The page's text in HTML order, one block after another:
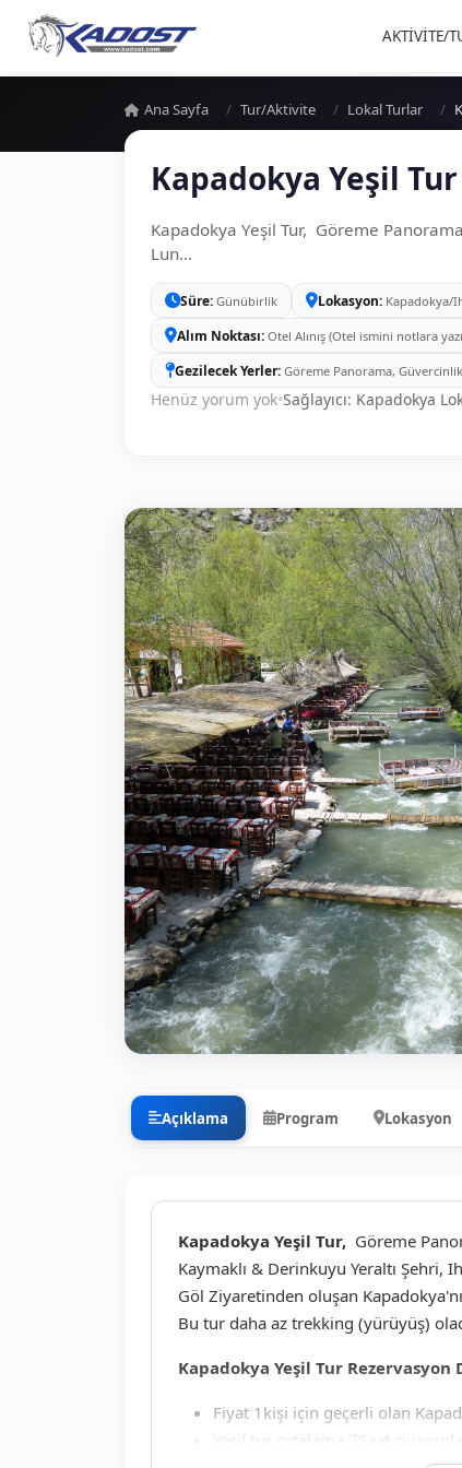
AKTİVİTE/
Ana Sayfa Tur/Aktivite Lokal Turlar
Kapadokya Yeşil
Kapadokya Yeşil Tur, Göreme
Lun...
Süre Günübirlik Lokasyon Kapadokya/
Alım Noktası Otel Alınış (Otel ismini notlara
Gezilecek Yerler Göreme Panorama,
Henüz yorum yok•Sağlayıcı: Kapadokya
Açıklama Program Lokasyon
Kapadokya Yeşil Tur, Göreme
Kaymaklı & Derinkuyu Yeraltı Şehri,
Göl Ziyaretinden oluşan
Bu tur daha az trekking (yürüyüş)
Kapadokya Yeşil Tur Rezervasyon
Fiyat 1kişi için geçerli olan
Yeşil tur ortalama 7Saat